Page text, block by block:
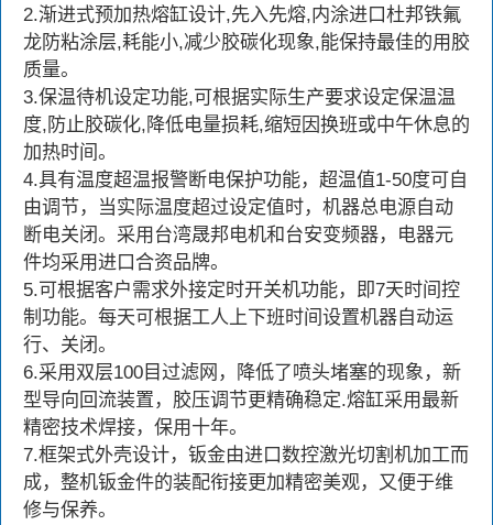
2.渐进式预加热熔缸设计,先入先熔,内涂进口杜邦铁氟
龙防粘涂层,耗能小,减少胶碳化现象,能保持最佳的用胶
质量。
3.保温待机设定功能,可根据实际生产要求设定保温温
度,防止胶碳化,降低电量损耗,缩短因换班或中午休息的
加热时间。
4.具有温度超温报警断电保护功能，超温值1-50度可自
由调节，当实际温度超过设定值时，机器总电源自动
断电关闭。采用台湾晟邦电机和台安变频器，电器元
件均采用进口合资品牌。
5.可根据客户需求外接定时开关机功能，即7天时间控
制功能。每天可根据工人上下班时间设置机器自动运
行、关闭。
6.采用双层100目过滤网，降低了喷头堵塞的现象，新
型导向回流装置，胶压调节更精确稳定.熔缸采用最新
精密技术焊接，保用十年。
7.框架式外壳设计，钣金由进口数控激光切割机加工而
成，整机钣金件的装配衔接更加精密美观，又便于维
修与保养。